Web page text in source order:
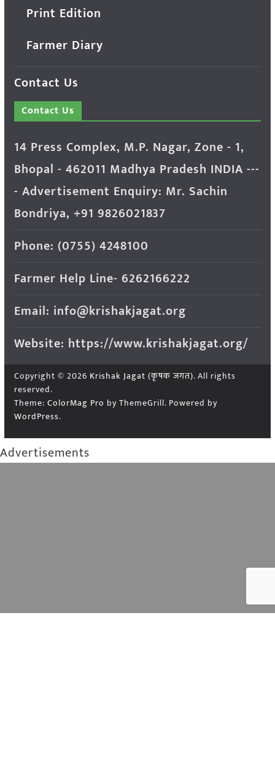
Print Edition
Farmer Diary
Contact Us
Contact Us
14 Press Complex, M.P. Nagar, Zone - 1,
Bhopal - 462011 Madhya Pradesh INDIA ---
- Advertisement Enquiry: Mr. Sachin
Bondriya, +91 9826021837
Phone: (0755) 4248100
Farmer Help Line- 6262166222
Email: info@krishakjagat.org
Website: https://www.krishakjagat.org/
Copyright © 2026 Krishak Jagat (कृषक जगत). All rights
reserved.
Theme: ColorMag Pro by ThemeGrill. Powered by
WordPress.
Advertisements